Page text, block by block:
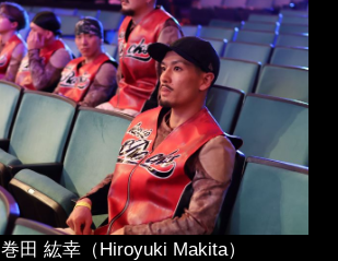
田 紘幸（Hiroyuki Makita）